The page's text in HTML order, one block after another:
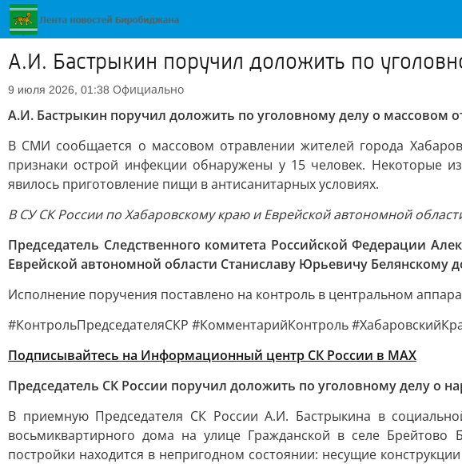
А.И. Бастрыкин поручил доложить по
9 июля 2026, 01:38 Официально
А.И. Бастрыкин поручил доложить по уголовному делу о массовом
В СМИ сообщается о массовом отравлении жителей города
признаки острой инфекции обнаружены у 15 человек. Некоторые
явилось приготовление пищи в антисанитарных условиях.
В СУ СК России по Хабаровскому краю и Еврейской автономной
Председатель Следственного комитета Российской Федерации
Еврейской автономной области Станиславу Юрьевичу Белянскому
Исполнение поручения поставлено на контроль в центральном
#КонтрольПредседателяСКР #КомментарийКонтроль
Подписывайтесь на Информационный центр СК России в MAХ
Председатель СК России поручил доложить по уголовному делу о
В приемную Председателя СК России А.И. Бастрыкина в
восьмиквартирного дома на улице Гражданской в селе Брейтово
постройки находится в непригодном состоянии: несущие